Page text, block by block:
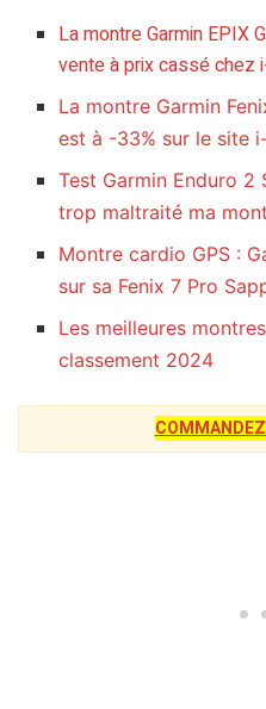
La montre Garmin EPIX
vente à prix cassé chez
La montre Garmin
est à -33% sur le site
Test Garmin Enduro 2
trop maltraité ma
Montre cardio GPS :
sur sa Fenix 7 Pro
Les meilleures
classement 2024